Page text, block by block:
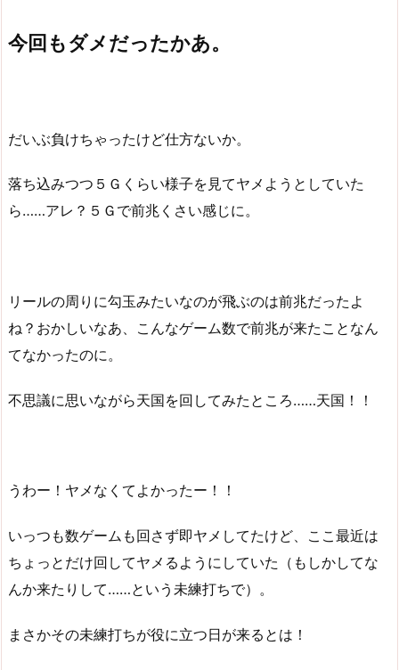
今回もダメだったかあ。
だいぶ負けちゃったけど仕方ないか。
落ち込みつつ５Ｇくらい様子を見てヤメようとしていた
ら……アレ？５Ｇで前兆くさい感じに。
リールの周りに勾玉みたいなのが飛ぶのは前兆だったよ
ね？おかしいなあ、こんなゲーム数で前兆が来たことなん
てなかったのに。
不思議に思いながら天国を回してみたところ……天国！！
うわー！ヤメなくてよかったー！！
いっつも数ゲームも回さず即ヤメしてたけど、ここ最近は
ちょっとだけ回してヤメるようにしていた（もしかしてな
んか来たりして……という未練打ちで）。
まさかその未練打ちが役に立つ日が来るとは！